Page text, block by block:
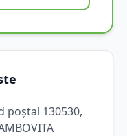
poștal 130530,